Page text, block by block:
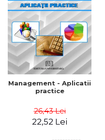
Management - Aplicatii
practice
26,43 Lei
22,52 Lei